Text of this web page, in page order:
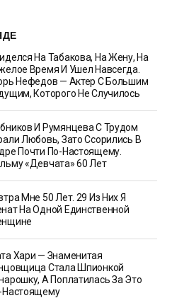
На Табакова, На Жену, На
Время И Ушел Навсегда.
Нефедов — Актер С Большим
Которого Не Случилось
И Румянцева С Трудом
Любовь, Зато Ссорились В
Почти По-Настоящему.
«Девчата» 60 Лет
Мне 50 Лет. 29 Из Них Я
На Одной Единственной
Хари — Знаменитая
Стала Шпионкой
А Поплатилась За Это
Настоящему